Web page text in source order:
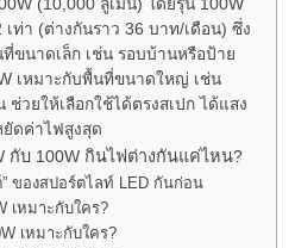
(10,000 ลูเมน) โดยรุ่น 100W
ท่า (ต่างกันราว 36 บาท/เดือน) ซึ่ง
ขนาดเล็ก เช่น รอบบ้านหรือป้าย
เหมาะกับพื้นที่ขนาดใหญ่ เช่น
ช่วยให้เลือกใช้ได้ตรงสเปก ได้แสง
ดค่าไฟสูงสุด
กับ 100W กินไฟต่างกันแค่ไหน?
ของสปอร์ตไลท์ LED กันก่อน
เหมาะกับใคร?
เหมาะกับใคร?